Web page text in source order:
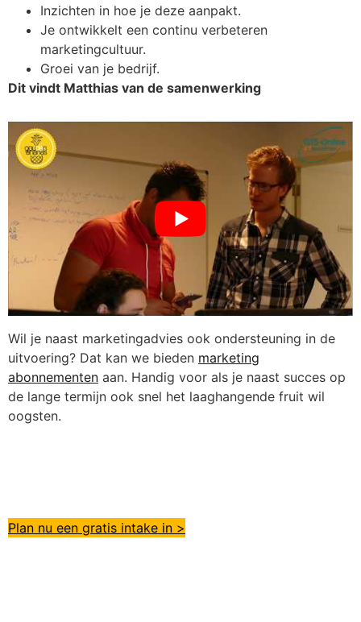
Inzichten in hoe je deze aanpakt.
Je ontwikkelt een continu verbeteren
marketingcultuur.
Groei van je bedrijf.
Dit vindt Matthias van de samenwerking
Wil je naast marketingadvies ook ondersteuning in de
uitvoering? Dat kan we bieden marketing
abonnementen aan. Handig voor als je naast succes op
de lange termijn ook snel het laaghangende fruit wil
oogsten.
Plan nu een gratis intake in >